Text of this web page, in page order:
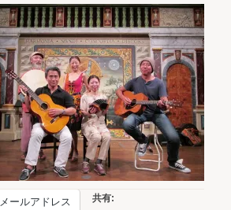
共有:
メールアドレス